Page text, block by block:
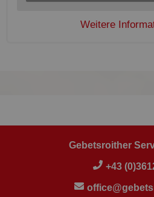
Weitere
Gebetsroither
+43